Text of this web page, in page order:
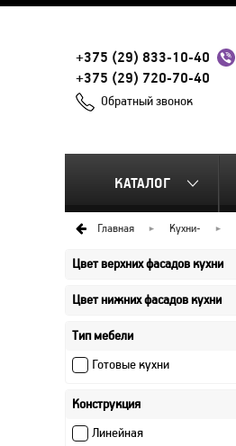
+375 (29) 833-10-40
+375 (29) 720-70-40
Обратный звонок
КАТАЛОГ
Главная Кухни-
Цвет верхних фасадов кухни
Цвет нижних фасадов кухни
Тип мебели
Готовые кухни
Конструкция
Линейная